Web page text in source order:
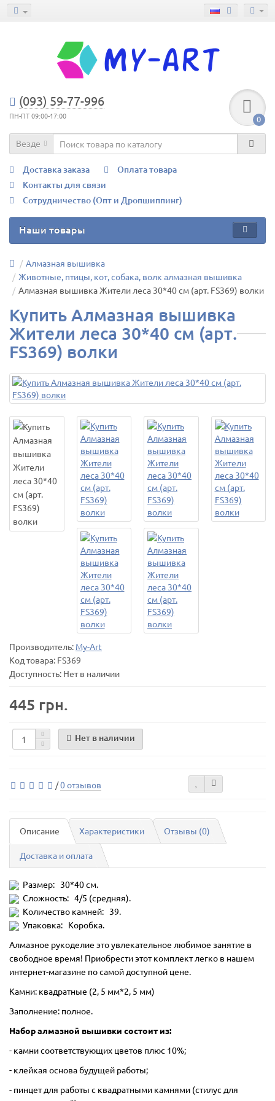
(093) 59-77-996
ПН-ПТ 09:00-17:00 0
Везде
Доставка заказа
Оплата товара
Контакты для связи
Сотрудничество (Опт и Дропшиппинг)
Наши товары
Алмазная вышивка
Животные, птицы, кот, собака, волк алмазная вышивка
Алмазная вышивка Жители леса 30*40 см (арт. FS369) волки
Купить Алмазная вышивка
Жители леса 30*40 см (арт.
FS369) волки
Производитель: My-Art
Код товара: FS369
Доступность: Нет в наличии
445 грн.
Нет в наличии
/0 отзывов
Описание Характеристики Отзывы (0)
Доставка и оплата
Размер: 30*40 см.
Сложность: 4/5 (средняя).
Количество камней: 39.
Упаковка: Коробка.
Алмазное рукоделие это увлекательное любимое занятие в
свободное время! Приобрести этот комплект легко в нашем
интернет-магазине по самой доступной цене.
Камни: квадратные (2, 5 мм*2, 5 мм)
Заполнение: полное.
Набор алмазной вышивки состоит из:
- камни соответствующих цветов плюс 10%;
- клейкая основа будущей работы;
- пинцет для работы с квадратными камнями (стилус для